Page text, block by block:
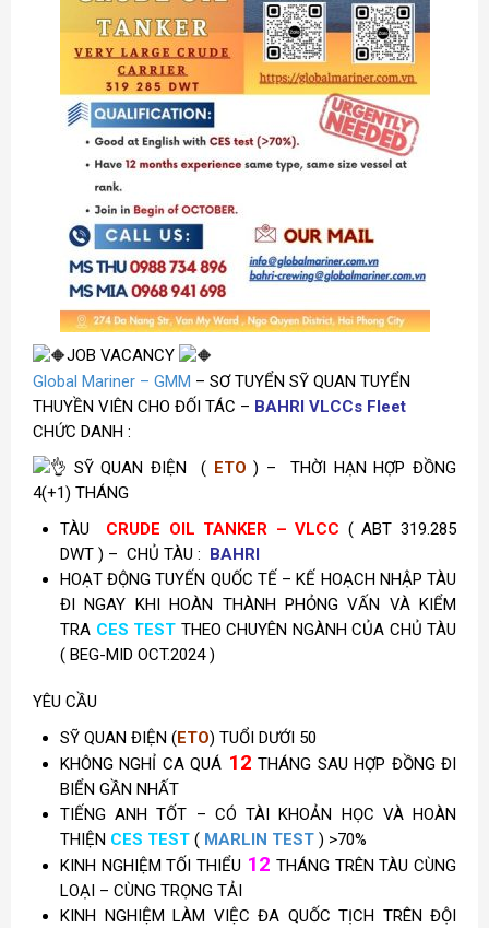
JOB VACANCY
Global Mariner – GMM – SƠ TUYỂN SỸ QUAN TUYỂN
THUYỀN VIÊN CHO ĐỐI TÁC – BAHRI VLCCs Fleet
CHỨC DANH :
SỸ QUAN ĐIỆN ( ETO ) –THỜI HẠN HỢP ĐỒNG
4(+1) THÁNG
TÀU CRUDE OIL TANKER – VLCC ( ABT 319.285
DWT ) – CHỦ TÀU : BAHRI
HOẠT ĐỘNG TUYẾN QUỐC TẾ – KẾ HOẠCH NHẬP TÀU
ĐI NGAY KHI HOÀN THÀNH PHỎNG VẤN VÀ KIỂM
TRA CES TEST THEO CHUYÊN NGÀNH CỦA CHỦ TÀU
( BEG-MID OCT.2024 )
YÊU CẦU
SỸ QUAN ĐIỆN (ETO) TUỔI DƯỚI 50
KHÔNG NGHỈ CA QUÁ 12 THÁNG SAU HỢP ĐỒNG ĐI
BIỂN GẦN NHẤT
TIẾNG ANH TỐT – CÓ TÀI KHOẢN HỌC VÀ HOÀN
THIỆN CES TEST ( MARLIN TEST ) >70%
KINH NGHIỆM TỐI THIỂU 12 THÁNG TRÊN TÀU CÙNG
LOẠI – CÙNG TRỌNG TẢI
KINH NGHIỆM LÀM VIỆC ĐA QUỐC TỊCH TRÊN ĐỘI